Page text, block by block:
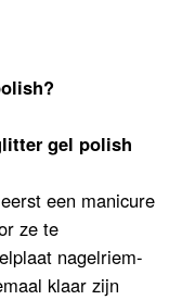
gel polish
een manicure
ze te
nagelriem-
klaar zijn